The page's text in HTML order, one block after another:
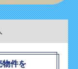
物件を